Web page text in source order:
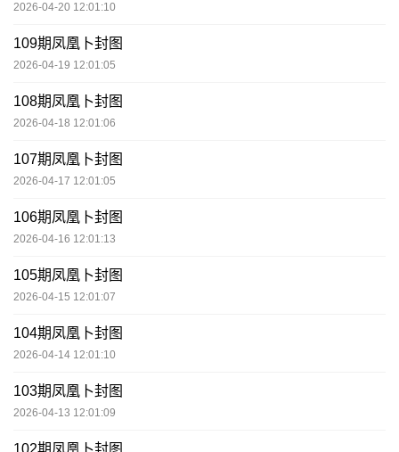
2026-04-20 12:01:10
109期凤凰卜封图
2026-04-19 12:01:05
108期凤凰卜封图
2026-04-18 12:01:06
107期凤凰卜封图
2026-04-17 12:01:05
106期凤凰卜封图
2026-04-16 12:01:13
105期凤凰卜封图
2026-04-15 12:01:07
104期凤凰卜封图
2026-04-14 12:01:10
103期凤凰卜封图
2026-04-13 12:01:09
102期凤凰卜封图